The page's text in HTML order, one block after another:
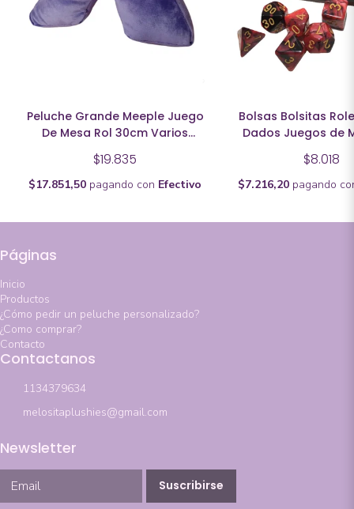
Peluche Grande Meeple Juego
De Mesa Rol 30cm Varios
$19.835
$17.851,50 pagando con Efectivo
Bolsas Bolsitas
Dados Juegos de
$8.018
$7.216,20 pagando
Páginas
Inicio
Productos
¿Cómo pedir un peluche personalizado?
¿Como comprar?
Contacto
Contactanos
1134379634
melositaplushies@gmail.com
Newsletter
Suscribirse